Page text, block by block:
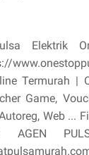
Elektrik
Termurah |
Game,
Web ...
AGEN